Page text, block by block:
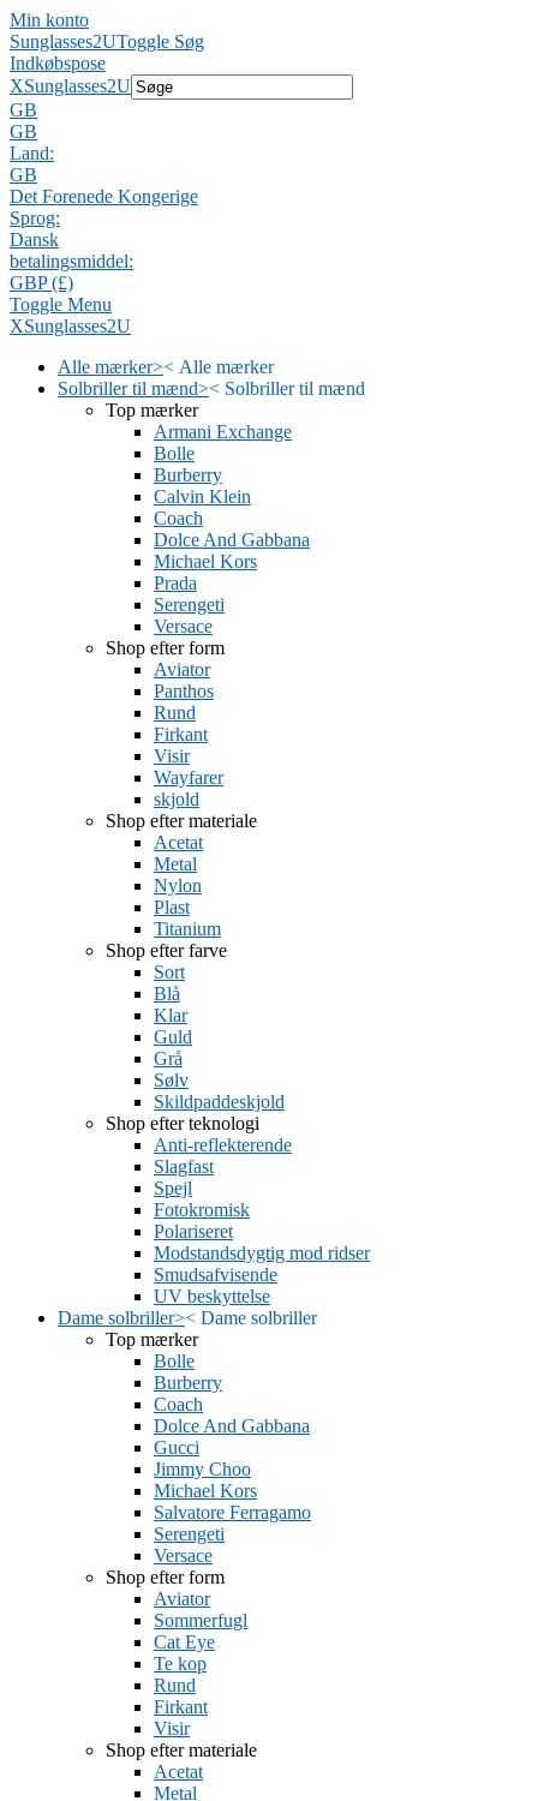
Min konto
Sunglasses2UToggle Søg
Indkøbspose
XSunglasses2U
GB
GB
Land:
GB
Det Forenede Kongerige
Sprog:
Dansk
betalingsmiddel:
GBP (£)
Toggle Menu
XSunglasses2U
Alle mærker>< Alle mærker
Solbriller til mænd>< Solbriller til mænd
Top mærker
Armani Exchange
Bolle
Burberry
Calvin Klein
Coach
Dolce And Gabbana
Michael Kors
Prada
Serengeti
Versace
Shop efter form
Aviator
Panthos
Rund
Firkant
Visir
Wayfarer
skjold
Shop efter materiale
Acetat
Metal
Nylon
Plast
Titanium
Shop efter farve
Sort
Blå
Klar
Guld
Grå
Sølv
Skildpaddeskjold
Shop efter teknologi
Anti-reflekterende
Slagfast
Spejl
Fotokromisk
Polariseret
Modstandsdygtig mod ridser
Smudsafvisende
UV beskyttelse
Dame solbriller>< Dame solbriller
Top mærker
Bolle
Burberry
Coach
Dolce And Gabbana
Gucci
Jimmy Choo
Michael Kors
Salvatore Ferragamo
Serengeti
Versace
Shop efter form
Aviator
Sommerfugl
Cat Eye
Te kop
Rund
Firkant
Visir
Shop efter materiale
Acetat
Metal